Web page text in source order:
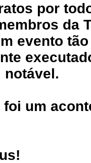
por
da
evento tão
notável.
foi um